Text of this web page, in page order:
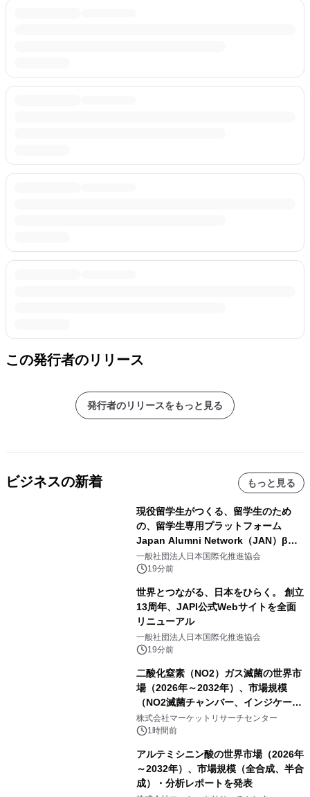
この発行者のリリース
発行者のリリースをもっと見る
ビジネスの新着 もっと見る
現役留学生がつくる、留学生のため
の、留学生専用プラットフォーム
Japan Alumni Network（JAN）β版
をリリース
一般社団法人日本国際化推進協会
19分前
世界とつながる、日本をひらく。 創立
13周年、JAPI公式Webサイトを全面
リニューアル
一般社団法人日本国際化推進協会
19分前
二酸化窒素（NO2）ガス滅菌の世界市
場（2026年～2032年）、市場規模
（NO2滅菌チャンバー、インジケータ
ーおよびモニタリングシステム、その
他）・分析レポートを発表
株式会社マーケットリサーチセンター
1時間前
アルテミシニン酸の世界市場（2026年
～2032年）、市場規模（全合成、半合
成）・分析レポートを発表